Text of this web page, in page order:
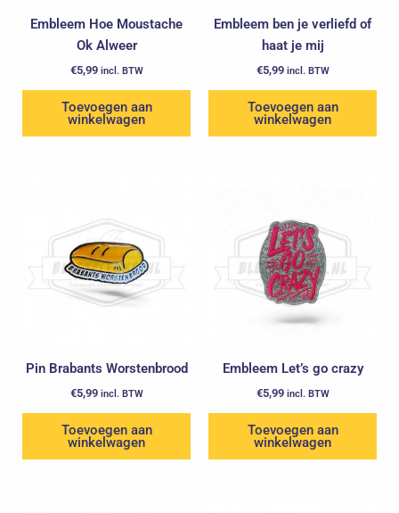
Embleem Hoe Moustache
Ok Alweer
€5,99 incl. BTW
Toevoegen aan
winkelwagen
Embleem ben je verliefd of
haat je mij
€5,99 incl. BTW
Toevoegen aan
winkelwagen
Pin Brabants Worstenbrood
€5,99 incl. BTW
Toevoegen aan
winkelwagen
Embleem Let’s go crazy
€5,99 incl. BTW
Toevoegen aan
winkelwagen